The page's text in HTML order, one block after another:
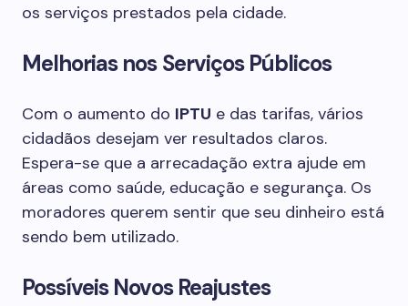
os serviços prestados pela cidade.
Melhorias nos Serviços Públicos
Com o aumento do IPTU e das tarifas, vários
cidadãos desejam ver resultados claros.
Espera-se que a arrecadação extra ajude em
áreas como saúde, educação e segurança. Os
moradores querem sentir que seu dinheiro está
sendo bem utilizado.
Possíveis Novos Reajustes